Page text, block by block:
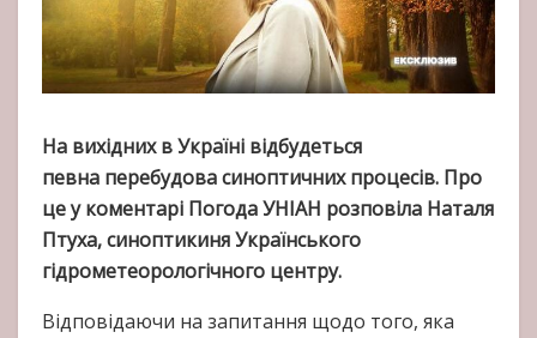
На вихідних в Україні відбудеться
певна перебудова синоптичних процесів. Про
це у коментарі Погода УНІАН розповіла Наталя
Птуха, синоптикиня Українського
гідрометеорологічного центру.
Відповідаючи на запитання щодо того, яка